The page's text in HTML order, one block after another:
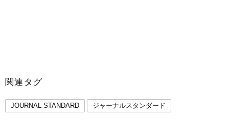
関連タグ
JOURNAL STANDARD ジャーナルスタンダード